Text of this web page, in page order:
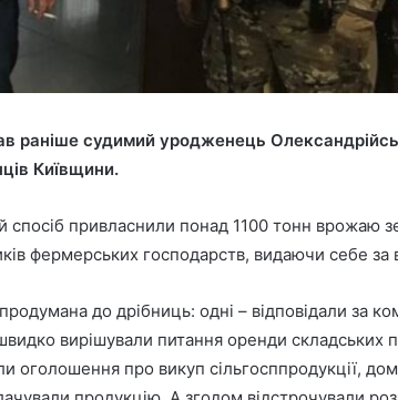
раніше судимий уродженець
Київщини.
спосіб привласнили понад 1100 тонн врожаю
фермерських господарств, видаючи себе за
до дрібниць: одні – відповідали за
вирішували питання оренди складських
оголошення про викуп сільгосппродукції,